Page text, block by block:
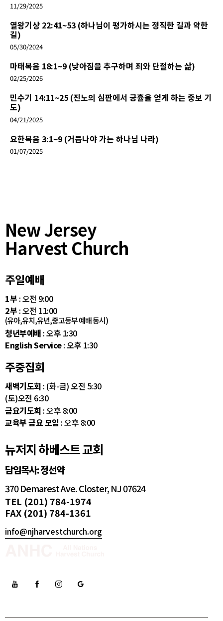
11/29/2025
열왕기상 22:41~53 (하나님이 평가하시는 정직한 길과 악한
길)
05/30/2024
마태복음 18:1~9 (낮아짐을 추구하며 죄와 단절하는 삶)
02/25/2026
민수기 14:11~25 (진노의 심판에서 긍휼을 얻게 하는 중보 기
도)
04/21/2025
요한복음 3:1~9 (거듭나야 가는 하나님 나라)
01/07/2025
New Jersey
Harvest Church
주일예배
1부 : 오전 9:00
2부 : 오전 11:00
(유아,유치,유년,중고등부 예배 동시)
청년부예배 : 오후 1:30
English Service: 오후 1:30
주중집회
새벽기도회 : (화-금) 오전 5:30
(토)오전 6:30
금요기도회 : 오후 8:00
교육부 금요 모임 : 오후 8:00
뉴저지 하베스트 교회
담임목사: 정선약
370 Demarest Ave. Closter, NJ 07624
TEL (201) 784-1974
FAX (201) 784-1361
info@njharvestchurch.org